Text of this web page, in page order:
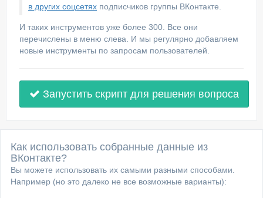
в других соцсетях подписчиков группы ВКонтакте.
И таких инструментов уже более 300. Все они
перечислены в меню слева. И мы регулярно добавляем
новые инструменты по запросам пользователей.
Запустить скрипт для решения вопроса
Как использовать собранные данные из
ВКонтакте?
Вы можете использовать их самыми разными способами.
Например (но это далеко не все возможные варианты):